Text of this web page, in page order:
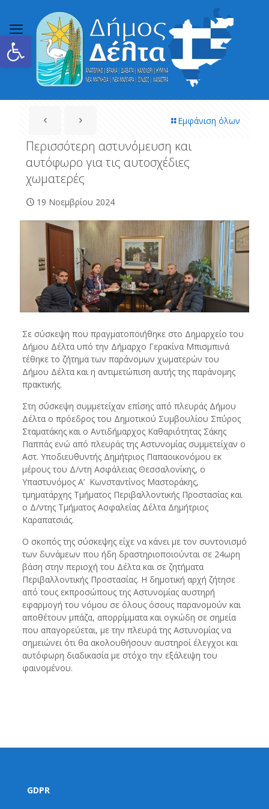
Ανοίξτε τη γραμμή εργαλείων
Εμφάνιση όλων
Περισσότερη αστυνόμευση και
αυτόφωρο για τις αυτοσχέδιες
χωματερές
19 Νοεμβρίου 2024
Σε σύσκεψη που πραγματοποιήθηκε στο Δημαρχείο του
Δήμου Δέλτα υπό την Δήμαρχο Γερακίνα Μπισμπινά
τέθηκε το ζήτημα των παράνομων χωματερών του
Δήμου Δέλτα και η αντιμετώπιση αυτής της παράνομης
πρακτικής.
Στη σύσκεψη συμμετείχαν επίσης από πλευράς Δήμου
Δέλτα ο πρόεδρος του Δημοτικού Συμβουλίου Σπύρος
Σταματάκης και ο Αντιδήμαρχος Καθαριότητας Σάκης
Παππάς ενώ από πλευράς της Αστυνομίας συμμετείχαν ο
Αστ. Υποδιευθυντής Δημήτριος Παπαοικονόμου εκ
μέρους του Δ/ντη Ασφάλειας Θεσσαλονίκης, ο
Υπαστυνόμος Α’ Κωνσταντίνος Μαστοράκης,
τμηματάρχης Τμήματος Περιβαλλοντικής Προστασίας και
ο Δ/ντης Τμήματος Ασφαλείας Δέλτα Δημήτριος
Καραπατσιάς.
Ο σκοπός της σύσκεψης είχε να κάνει με τον συντονισμό
των δυνάμεων που ήδη δραστηριοποιούνται σε 24ωρη
βάση στην περιοχή του Δέλτα και σε ζητήματα
Περιβαλλοντικής Προστασίας. Η δημοτική αρχή ζήτησε
από τους εκπροσώπους της Αστυνομίας αυστηρή
εφαρμογή του νόμου σε όλους όσους παρανομούν και
αποθέτουν μπάζα, απορρίμματα και ογκώδη σε σημεία
που απαγορεύεται, με την πλευρά της Αστυνομίας να
σημειώνει ότι θα ακολουθήσουν αυστηροί έλεγχοι και
αυτόφωρη διαδικασία με στόχο την εξάλειψη του
φαινομένου.
GDPR